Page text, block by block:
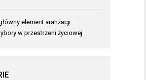
element aranżacji –
w przestrzeni życiowej